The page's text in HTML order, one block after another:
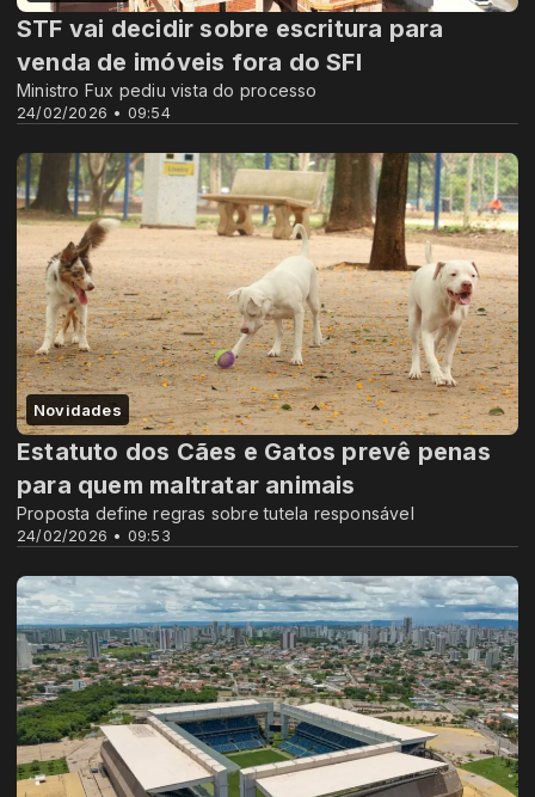
24/02/2026 • 09:54
STF vai decidir sobre escritura para
venda de imóveis fora do SFI
Ministro Fux pediu vista do processo
Novidades
24/02/2026 • 09:53
Estatuto dos Cães e Gatos prevê penas
para quem maltratar animais
Proposta define regras sobre tutela responsável